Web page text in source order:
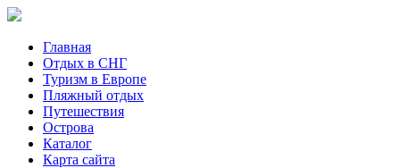
Главная
Отдых в СНГ
Туризм в Европе
Пляжный отдых
Путешествия
Острова
Каталог
Карта сайта